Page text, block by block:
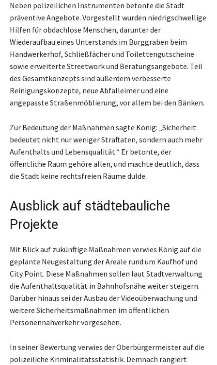
Neben polizeilichen Instrumenten betonte die Stadt
präventive Angebote. Vorgestellt wurden niedrigschwellige
Hilfen für obdachlose Menschen, darunter der
Wiederaufbau eines Unterstands im Burggraben beim
Handwerkerhof, Schließfächer und Toilettengutscheine
sowie erweiterte Streetwork und Beratungsangebote. Teil
des Gesamtkonzepts sind außerdem verbesserte
Reinigungskonzepte, neue Abfalleimer und eine
angepasste Straßenmöblierung, vor allem bei den Bänken.
Zur Bedeutung der Maßnahmen sagte König: „Sicherheit
bedeutet nicht nur weniger Straftaten, sondern auch mehr
Aufenthalts und Lebensqualität.“ Er betonte, der
öffentliche Raum gehöre allen, und machte deutlich, dass
die Stadt keine rechtsfreien Räume dulde.
Ausblick auf städtebauliche
Projekte
Mit Blick auf zukünftige Maßnahmen verwies König auf die
geplante Neugestaltung der Areale rund um Kaufhof und
City Point. Diese Maßnahmen sollen laut Stadtverwaltung
die Aufenthaltsqualität in Bahnhofsnähe weiter steigern.
Darüber hinaus sei der Ausbau der Videoüberwachung und
weitere Sicherheitsmaßnahmen im öffentlichen
Personennahverkehr vorgesehen.
In seiner Bewertung verwies der Oberbürgermeister auf die
polizeiliche Kriminalitätsstatistik. Demnach rangiert